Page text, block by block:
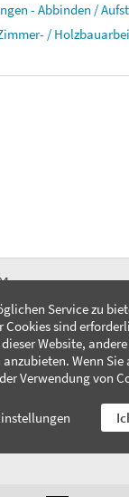
- Abbinden /
/
Service zu
Cookies sind
Website,
Wenn Sie
Verwendung von